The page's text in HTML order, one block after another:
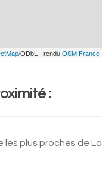
/ODbL - renduOSM France
:
les plus proches de La